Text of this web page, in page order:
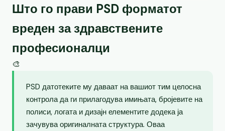
Што го прави PSD форматот
вреден за здравствените
професионалци
🎨
PSD датотеките му даваат на вашиот тим целосна
контрола да ги прилагодува имињата, бројевите на
полиси, логата и дизајн елементите додека ја
зачувува оригиналната структура. Оваа